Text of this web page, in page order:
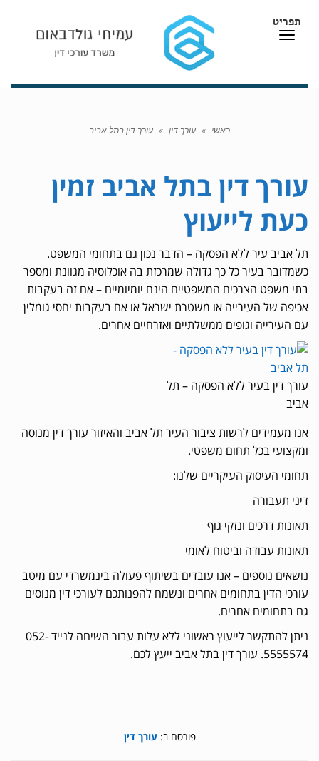
תפריט
תפריט
ראשי » עורך דין » עורך דין בתל אביב
עורך דין בתל אביב זמין
כעת לייעוץ
תל אביב עיר ללא הפסקה – הדבר נכון גם בתחומי המשפט.
כשמדובר בעיר כל כך גדולה שמרכזת בה אוכלוסיה מגוונת ומספר
בתי משפט הצרכים המשפטיים הינם יומיומיים – אם זה בעקבות
אכיפה של העירייה או משטרת ישראל או אם בעקבות יחסי גומלין
עם העירייה וגופים ממשלתיים ואזרחיים אחרים.
עורך דין בעיר ללא הפסקה – תל
אביב
אנו מעמידים לרשות ציבור העיר תל אביב והאיזור עורך דין מנוסה
ומקצועי בכל תחום משפטי.
תחומי העיסוק העיקריים שלנו:
דיני תעבורה
תאונות דרכים ונזקי גוף
תאונות עבודה וביטוח לאומי
נושאים נוספים – אנו עובדים בשיתוף פעולה בינמשרדי עם מיטב
עורכי הדין בתחומים אחרים ונשמח להפנותכם לעורכי דין מנוסים
גם בתחומים אחרים.
ניתן להתקשר לייעוץ ראשוני ללא עלות עבור השיחה לנייד 052-
5555574. עורך דין בתל אביב ייעץ לכם.
פורסם ב:עורך דין